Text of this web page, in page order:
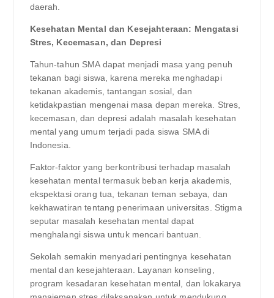
daerah.
Kesehatan Mental dan Kesejahteraan: Mengatasi
Stres, Kecemasan, dan Depresi
Tahun-tahun SMA dapat menjadi masa yang penuh
tekanan bagi siswa, karena mereka menghadapi
tekanan akademis, tantangan sosial, dan
ketidakpastian mengenai masa depan mereka. Stres,
kecemasan, dan depresi adalah masalah kesehatan
mental yang umum terjadi pada siswa SMA di
Indonesia.
Faktor-faktor yang berkontribusi terhadap masalah
kesehatan mental termasuk beban kerja akademis,
ekspektasi orang tua, tekanan teman sebaya, dan
kekhawatiran tentang penerimaan universitas. Stigma
seputar masalah kesehatan mental dapat
menghalangi siswa untuk mencari bantuan.
Sekolah semakin menyadari pentingnya kesehatan
mental dan kesejahteraan. Layanan konseling,
program kesadaran kesehatan mental, dan lokakarya